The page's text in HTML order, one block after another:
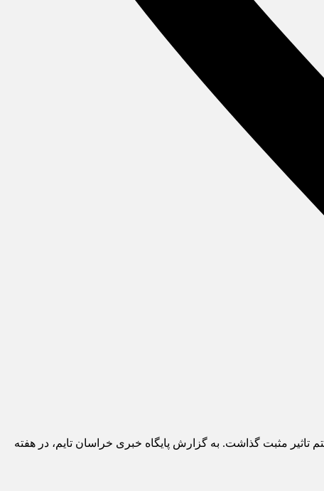
مثبت گذاشت. به گزارش پایگاه خبری خراسان تایم، در هفته